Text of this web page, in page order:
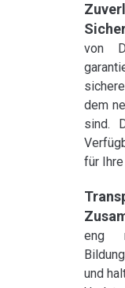
von
dem
sind.
für
eng
und